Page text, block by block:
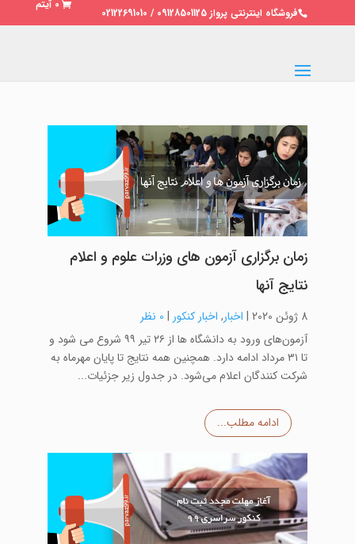
فروشگاه اینترنتی پرواز 09128501125 / 02122691010
0 آیتم
زمان برگزاری آزمون های وزرات علوم و اعلام
نتایج آنها
8 ژوئن 2020 | اخبار, اخبار کنکور | 0 نظر
آزمون‌های ورود به دانشگاه ها از ۲۶ تیر ۹۹ شروع می شود و
تا ۳۱ مرداد ادامه دارد. همچنین همه نتایج تا پایان مهرماه به
شرکت کنندگان اعلام می‌شود. در جدول زیر جزئیات...
ادامه مطلب...